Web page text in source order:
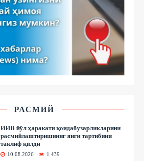
РАСМИЙ
ИИВ йўл ҳаракати қоидабузарликларини
расмийлаштиришнинг янги тартибини
таклиф қилди
10.08.2026 1 439